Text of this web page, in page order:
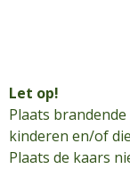
Let op!
Plaats
kinderen en/of
Plaats de kaars